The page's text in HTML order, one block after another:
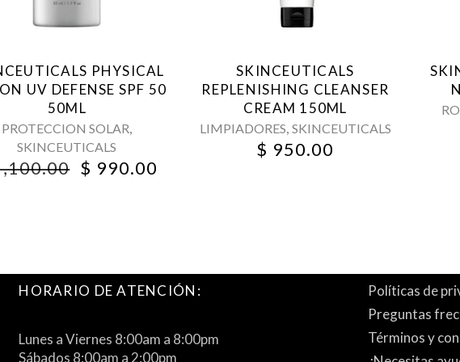
PHYSICAL
UV DEFENSE SPF 50
50ML
PROTECCION SOLAR,
SKINCEUTICALS
ORIGINAL
PRICE
$ 990.00
SKINCEUTICALS
REPLENISHING CLEANSER
CREAM 150ML
LIMPIADORES, SKINCEUTICALS
$ 950.00
HORARIO DE ATENCIÓN:
Lunes a Viernes 8:00am a 8:00pm
Sábados 8:00am a 2:00pm
Políticas de
Preguntas
Términos y